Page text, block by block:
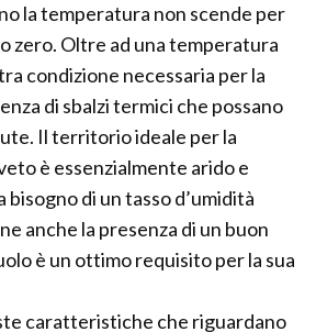
la temperatura non scende per
zero. Oltre ad una temperatura
condizione necessaria per la
di sbalzi termici che possano
Il territorio ideale per la
è essenzialmente arido e
di un tasso d’umidità
anche la presenza di un buon
è un ottimo requisito per la sua
caratteristiche che riguardano